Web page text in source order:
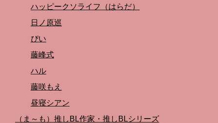
ハッピークソライフ（はらだ）
日ノ原巡
ぴい
藤峰式
ハル
藤咲もえ
昼寝シアン
（ま～も）推しBL作家・推しBLシリーズ